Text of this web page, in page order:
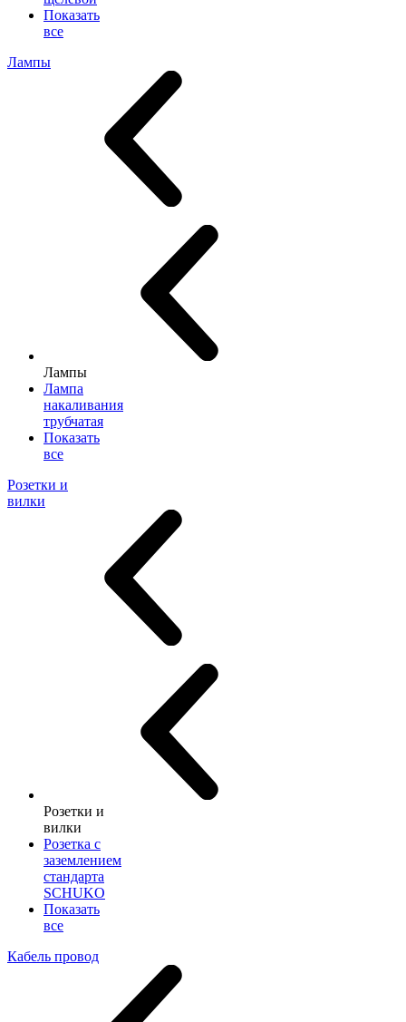
Показать
все
Лампы
Лампы
Лампа
накаливания
трубчатая
Показать
все
Розетки и
вилки
Розетки и
вилки
Розетка с
заземлением
стандарта
SCHUKO
Показать
все
Кабель провод